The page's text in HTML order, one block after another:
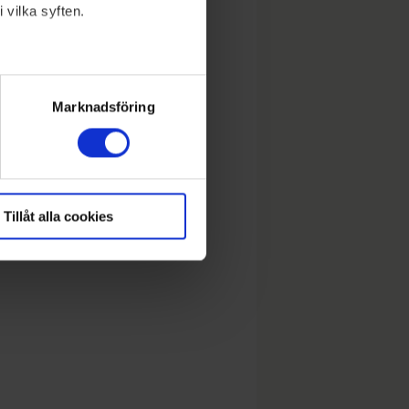
vilka syften.
meter
Marknadsföring
Tillåt alla cookies